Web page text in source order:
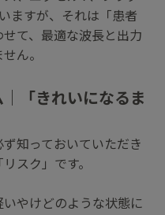
ますが、それは「患者
て、最適な波長と出力
ん。
「きれいになるま
知っておいていただき
スク」です。
やけどのような状態に